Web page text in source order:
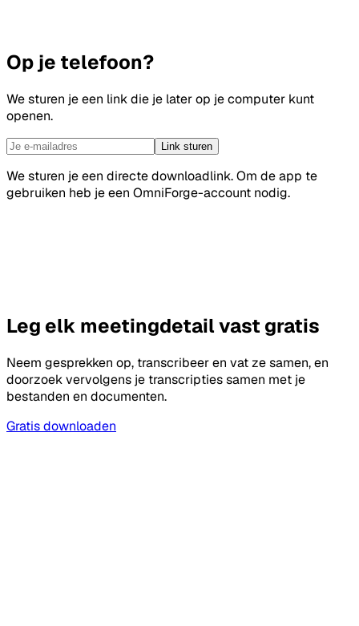
Leg elk meetingdetail vast gratis
Neem gesprekken op, transcribeer en vat ze samen, en
doorzoek vervolgens je transcripties samen met je
bestanden en documenten.
Gratis downloaden
Op je telefoon?
We sturen je een link die je later op je computer kunt
openen.
Link sturen
We sturen je een directe downloadlink. Om de app te
gebruiken heb je een OmniForge-account nodig.